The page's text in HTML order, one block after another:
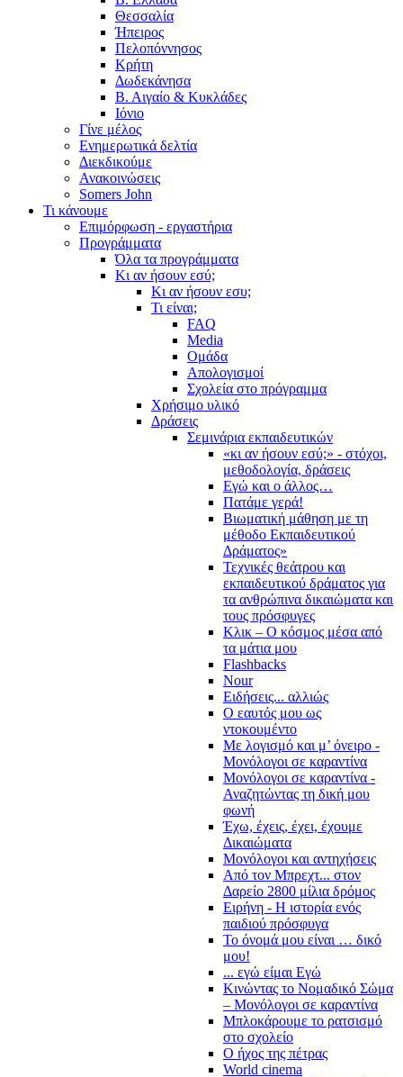
Θεσσαλία
Ήπειρος
Πελοπόννησος
Κρήτη
Δωδεκάνησα
Β. Αιγαίο & Κυκλάδες
Ιόνιο
Γίνε μέλος
Ενημερωτικά δελτία
Διεκδικούμε
Ανακοινώσεις
Somers John
Τι κάνουμε
Επιμόρφωση - εργαστήρια
Προγράμματα
Όλα τα προγράμματα
Κι αν ήσουν εσύ;
Κι αν ήσουν εσυ;
Τι είναι;
FAQ
Media
Ομάδα
Απολογισμοί
Σχολεία στο πρόγραμμα
Χρήσιμο υλικό
Δράσεις
Σεμινάρια εκπαιδευτικών
«κι αν ήσουν εσύ;» - στόχοι,
μεθοδολογία, δράσεις
Εγώ και ο άλλος…
Πατάμε γερά!
Βιωματική μάθηση με τη
μέθοδο Εκπαιδευτικού
Δράματος»
Τεχνικές θεάτρου και
εκπαιδευτικού δράματος για
τα ανθρώπινα δικαιώματα και
τους πρόσφυγες
Κλικ – Ο κόσμος μέσα από
τα μάτια μου
Flashbacks
Nour
Ειδήσεις... αλλιώς
Ο εαυτός μου ως
ντοκουμέντο
Με λογισμό και μ’ όνειρο -
Μονόλογοι σε καραντίνα
Μονόλογοι σε καραντίνα -
Αναζητώντας τη δική μου
φωνή
Έχω, έχεις, έχει, έχουμε
Δικαιώματα
Μονόλογοι και αντηχήσεις
Από τον Μπρεχτ... στον
Δαρείο 2800 μίλια δρόμος
Ειρήνη - Η ιστορία ενός
παιδιού πρόσφυγα
Το όνομά μου είναι … δικό
μου!
... εγώ είμαι Εγώ
Κινώντας το Νομαδικό Σώμα
– Μονόλογοι σε καραντίνα
Μπλοκάρουμε το ρατσισμό
στο σχολείο
Ο ήχος της πέτρας
World cinema